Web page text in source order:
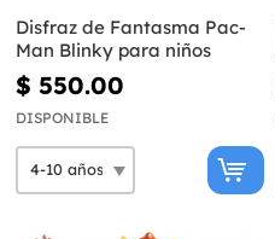
Disfraz de Fantasma Pac-
Man Blinky para niños
$ 550.00
DISPONIBLE